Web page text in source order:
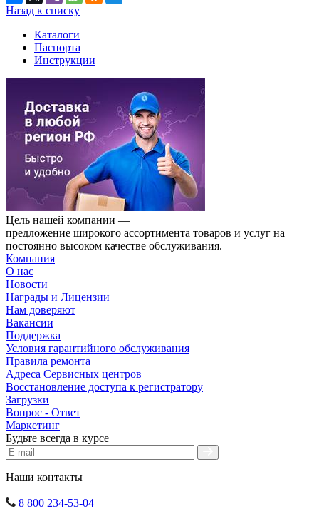
Назад к списку
Каталоги
Паспорта
Инструкции
Цель нашей компании —
предложение широкого ассортимента товаров и услуг на
постоянно высоком качестве обслуживания.
Компания
О нас
Новости
Награды и Лицензии
Нам доверяют
Вакансии
Поддержка
Условия гарантийного обслуживания
Правила ремонта
Адреса Сервисных центров
Восстановление доступа к регистратору
Загрузки
Вопрос - Ответ
Маркетинг
Будьте всегда в курсе
Наши контакты
8 800 234-53-04